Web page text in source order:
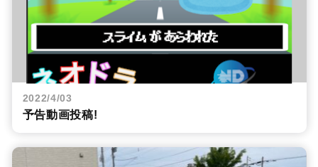
2022/4/03
予告動画投稿!